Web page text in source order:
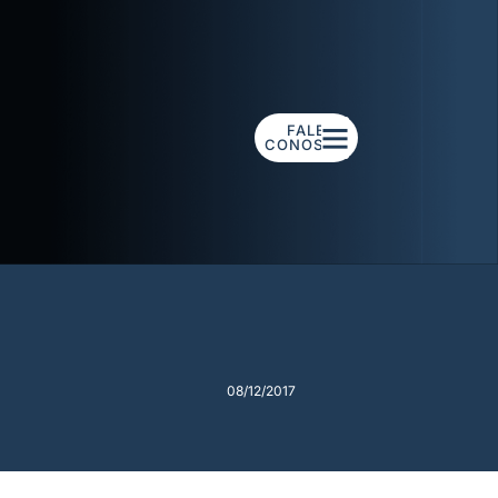
FALE
CONOSCO
08/12/2017